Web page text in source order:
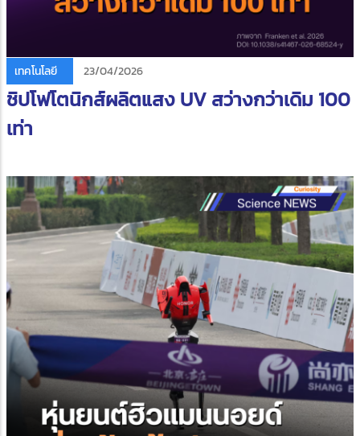
เทคโนโลยี 23/04/2026
ชิปโฟโตนิกส์ผลิตแสง UV สว่างกว่าเดิม 100
เท่า